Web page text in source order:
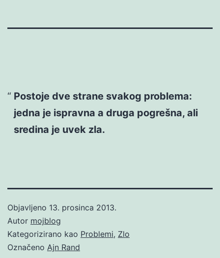
Postoje dve strane svakog problema:
jedna je ispravna a druga pogrešna, ali
sredina je uvek zla.
Objavljeno 13. prosinca 2013.
Autor mojblog
Kategorizirano kao Problemi, Zlo
Označeno Ajn Rand